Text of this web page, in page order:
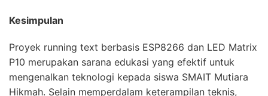
Kesimpulan
Proyek running text berbasis ESP8266 dan LED Matrix
P10 merupakan sarana edukasi yang efektif untuk
mengenalkan teknologi kepada siswa SMAIT Mutiara
Hikmah. Selain memperdalam keterampilan teknis,